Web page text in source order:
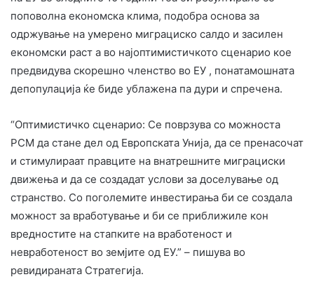
поповолна економска клима, подобра основа за
одржување на умерено миграциско салдо и засилен
економски раст а во најоптимистичкото сценарио кое
предвидува скорешно членство во ЕУ , понатамошната
депопулација ќе биде ублажена па дури и спречена.
“Оптимистичко сценарио: Се поврзува со можноста
РСМ да стане дел од Европската Унија, да се пренасочат
и стимулираат правците на внатрешните миграциски
движења и да се создадат услови за доселување од
странство. Со поголемите инвестирања би се создала
можност за вработување и би се приближиле кон
вредностите на стапките на вработеност и
невработеност во земјите од ЕУ.” – пишува во
ревидираната Стратегија.